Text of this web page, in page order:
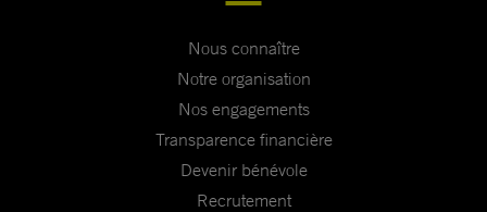
Nous connaître
Notre organisation
Nos engagements
Transparence financière
Devenir bénévole
Recrutement